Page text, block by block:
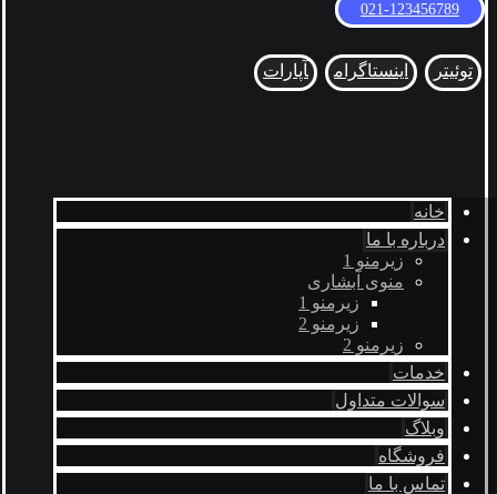
021-123456789
توئیتر اینستاگرام آپارات
خانه
درباره با ما
زیرمنو 1
منوی آبشاری
زیرمنو 1
زیرمنو 2
زیرمنو 2
خدمات
سوالات متداول
وبلاگ
فروشگاه
تماس با ما